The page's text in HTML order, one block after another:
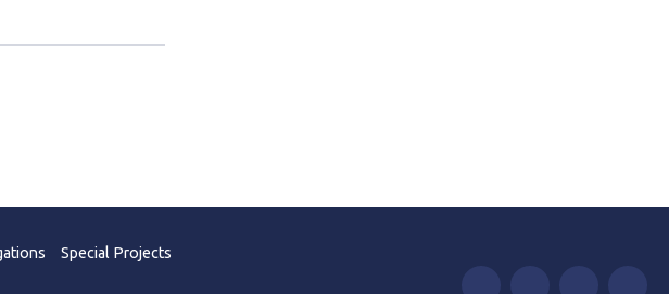
Special Projects